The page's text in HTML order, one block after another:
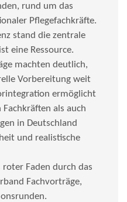
rund um das
Pflegefachkräfte.
stand die zentrale
eine Ressource.
machten deutlich,
Vorbereitung weit
ermöglicht
als auch
in Deutschland
und realistische
roter Faden durch das
Fachvorträge,